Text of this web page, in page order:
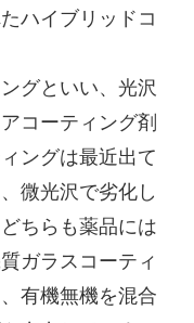
ハイブリッドコ
グといい、光沢
コーティング剤
ングは最近出て
微光沢で劣化し
ちらも薬品には
ガラスコーティ
有機無機を混合